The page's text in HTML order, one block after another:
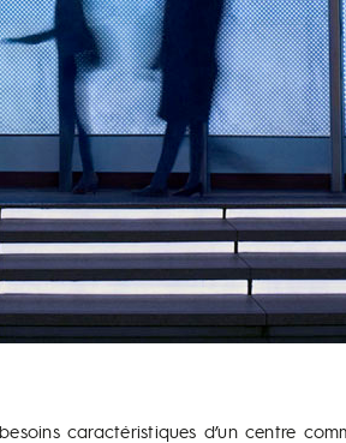
caractéristiques d’un centre